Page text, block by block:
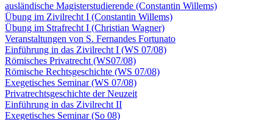
ausländische Magisterstudierende (Constantin Willems)
Übung im Zivilrecht I (Constantin Willems)
Übung im Strafrecht I (Christian Wagner)
Veranstaltungen von S. Fernandes Fortunato
Einführung in das Zivilrecht I (WS 07/08)
Römisches Privatrecht (WS07/08)
Römische Rechtsgeschichte (WS 07/08)
Exegetisches Seminar (WS 07/08)
Privatrechtsgeschichte der Neuzeit
Einführung in das Zivilrecht II
Exegetisches Seminar (So 08)